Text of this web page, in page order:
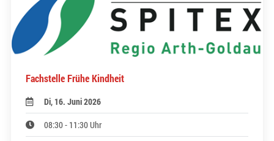
Fachstelle Frühe Kindheit
Di, 16. Juni 2026
08:30 - 11:30 Uhr